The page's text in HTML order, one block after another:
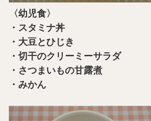
〈幼児食〉
・スタミナ丼
・大豆とひじき
・切干のクリーミーサラダ
・さつまいもの甘露煮
・みかん